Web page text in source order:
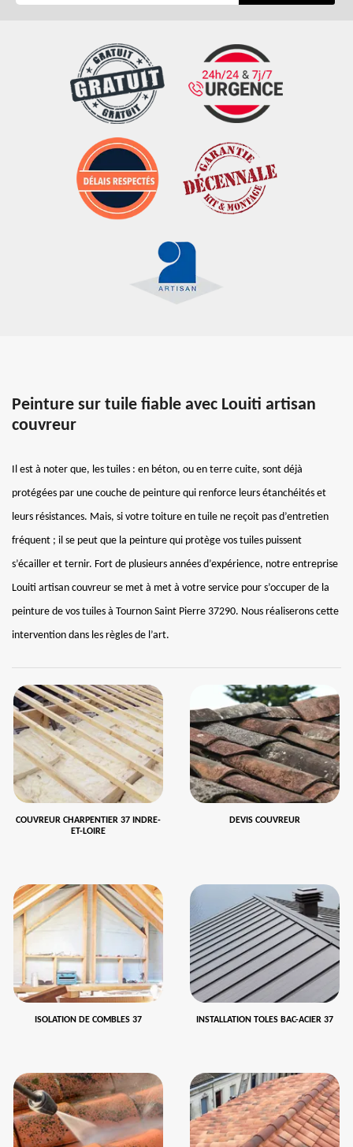
Peinture sur tuile fiable avec Louiti artisan
couvreur
Il est à noter que, les tuiles : en béton, ou en terre cuite, sont déjà
protégées par une couche de peinture qui renforce leurs étanchéités et
leurs résistances. Mais, si votre toiture en tuile ne reçoit pas d’entretien
fréquent ; il se peut que la peinture qui protège vos tuiles puissent
s’écailler et ternir. Fort de plusieurs années d’expérience, notre entreprise
Louiti artisan couvreur se met à met à votre service pour s’occuper de la
peinture de vos tuiles à Tournon Saint Pierre 37290. Nous réaliserons cette
intervention dans les règles de l’art.
COUVREUR CHARPENTIER 37 INDRE-
ET-LOIRE
DEVIS COUVREUR
ISOLATION DE COMBLES 37 INSTALLATION TOLES BAC-ACIER 37